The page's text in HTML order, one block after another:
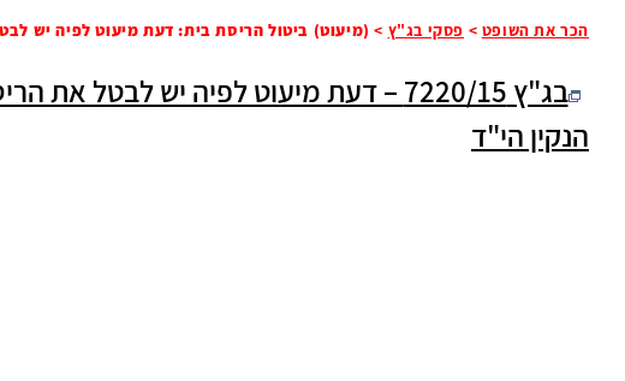
הכר את השופט > פסקי בג"ץ > (מיעוט) ביטול הריסת בית: דעת מיעוט לפיה יש
בג"ץ 7220/15 – דעת מיעוט לפיה יש
הנקין הי"ד